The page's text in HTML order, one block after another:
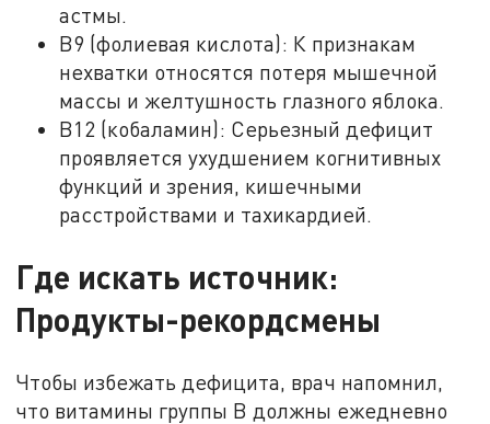
астмы.
B9 (фолиевая кислота): К признакам
нехватки относятся потеря мышечной
массы и желтушность глазного яблока.
B12 (кобаламин): Серьезный дефицит
проявляется ухудшением когнитивных
функций и зрения, кишечными
расстройствами и тахикардией.
Где искать источник:
Продукты-рекордсмены
Чтобы избежать дефицита, врач напомнил,
что витамины группы В должны ежедневно